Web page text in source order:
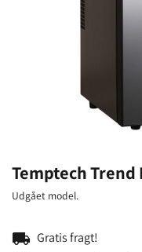
Temptech Trend
Udgået model.
local_shipping Gratis fragt!